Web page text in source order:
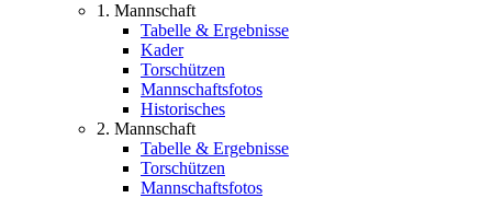
1. Mannschaft
Tabelle & Ergebnisse
Kader
Torschützen
Mannschaftsfotos
Historisches
2. Mannschaft
Tabelle & Ergebnisse
Torschützen
Mannschaftsfotos